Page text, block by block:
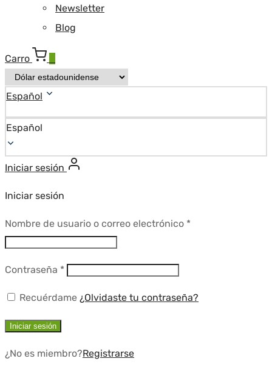
Newsletter
Blog
Carro
Español
Español
Iniciar sesión
Iniciar sesión
Nombre de usuario o correo electrónico *Requerido
Contraseña *Requerido
Recuérdame ¿Olvidaste tu contraseña?
Iniciar sesión
¿No es miembro?Registrarse